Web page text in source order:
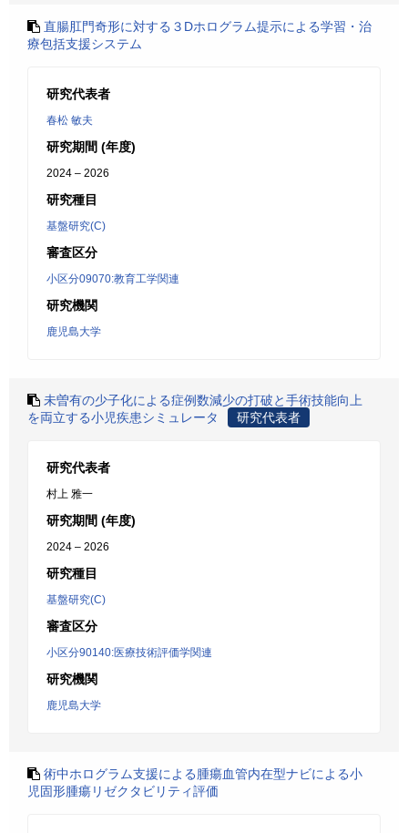
直腸肛門奇形に対する３Dホログラム提示による学習・治
療包括支援システム
研究代表者
春松 敏夫
研究期間 (年度)
2024 – 2026
研究種目
基盤研究(C)
審査区分
小区分09070:教育工学関連
研究機関
鹿児島大学
未曽有の少子化による症例数減少の打破と手術技能向上
を両立する小児疾患シミュレータ
研究代表者
研究代表者
村上 雅一
研究期間 (年度)
2024 – 2026
研究種目
基盤研究(C)
審査区分
小区分90140:医療技術評価学関連
研究機関
鹿児島大学
術中ホログラム支援による腫瘍血管内在型ナビによる小
児固形腫瘍リゼクタビリティ評価